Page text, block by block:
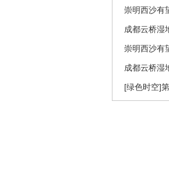
崇明西沙有
成都云桥湿
崇明西沙有
成都云桥湿
[绿色时空]